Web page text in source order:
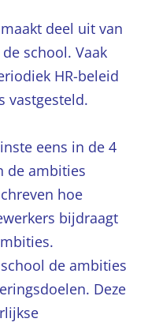
deel uit van
school. Vaak
HR-beleid
vastgesteld.
eens in de 4
de ambities
hoe
bijdraagt
de ambities
Deze